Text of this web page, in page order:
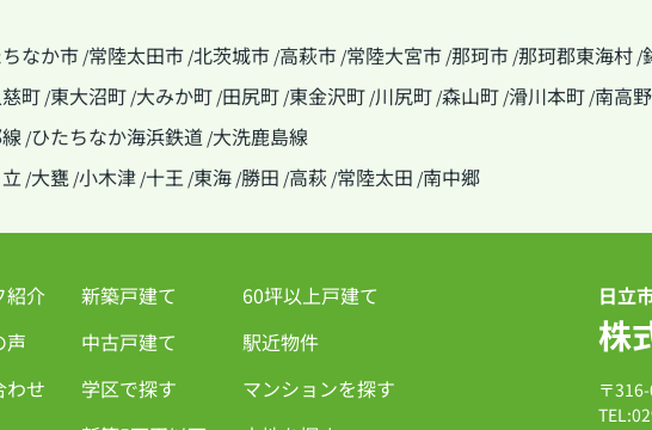
なか市/常陸太田市 /北茨城市 /高萩市 /常陸大宮市 /那珂市 /那珂郡東海村 /
町 /東大沼町 /大みか町 /田尻町 /東金沢町 /川尻町 /森山町 /滑川本町 /南高
/ひたちなか海浜鉄道 /大洗鹿島線
/大甕 /小木津 /十王 /東海 /勝田 /高萩 /常陸太田 /南中郷
紹介
声
わせ
新築戸建て
中古戸建て
学区で探す
60坪以上戸建て
駅近物件
マンションを探す
日立
株
〒